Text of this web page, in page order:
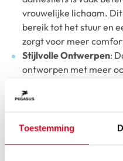
Toestemming
vrouwelijke lichaam.
bereik tot het stuur en
zorgt voor meer
Stijlvolle Ontwerpen:
ontworpen met meer
ontwerpen, wat ze
modebewuste fietsers.
Veelzijdigheid in